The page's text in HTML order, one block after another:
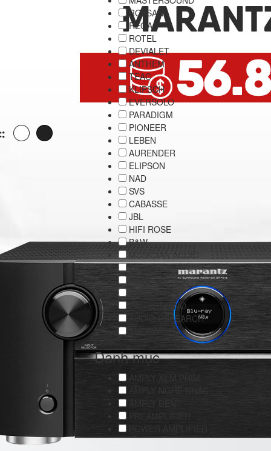
ROKSAN
REGA
ROTEL
DEVIALET
ANTHEM
TEAC
KLIPSCH
EVERSOLO
PARADIGM
PIONEER
LEBEN
AURENDER
ELIPSON
NAD
SVS
CABASSE
JBL
HIFI ROSE
B&W
MUSICIAN AUDIO
PRIMARE
LINN
CLASSE
EAR YOSHINO
AUDIO RESEARCH
SHERWOOD
Danh mục
AMPLY XEM PHIM
AMPLY NGHE NHẠC
AMPLY ĐÈN